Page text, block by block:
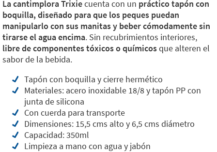
La cantimplora Trixiecuenta con un práctico tapón con
boquilla, diseñado para que los peques puedan
manipularlo con sus manitas y beber cómodamente sin
tirarse el agua encima. Sin recubrimientos interiores,
libre de componentes tóxicos o químicosque alteren el
sabor de la bebida.
Tapón con boquilla y cierre hermético
Materiales: acero inoxidable 18/8 y tapón PP con
junta de silicona
Con cuerda para transporte
Dimensiones: 15,5 cms alto y 6,5 cms diámetro
Capacidad: 350ml
Limpieza a mano con agua y jabón